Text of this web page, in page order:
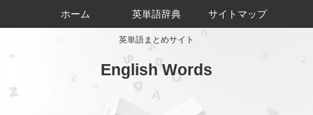
英単語まとめサイト
English Words
ホーム 英単語辞典 サイトマップ